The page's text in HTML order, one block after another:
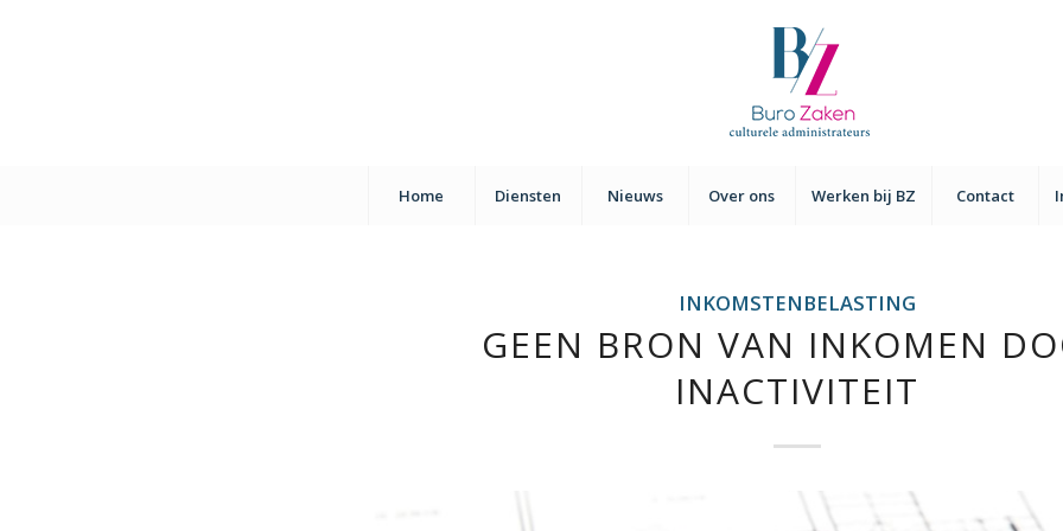
Home Diensten Nieuws Over ons Werken bij BZ Contact
INKOMSTENBELASTING
GEEN BRON VAN INKOMEN
INACTIVITEIT